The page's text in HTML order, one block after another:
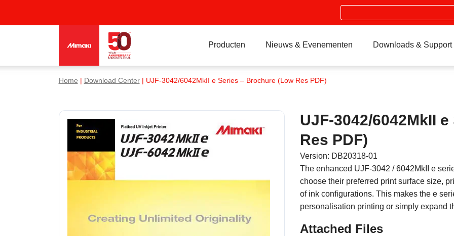
Search
Producten Nieuws & Evenementen Downloads & Support
Home Download Center| UJF-3042/6042MkII e Series – Brochure (Low Res PDF)
UJF-3042/6042MkII
Res PDF)
Version: DB20318-01
The enhanced UJF-3042 / 6042MkII e
choose their preferred print surface size,
of ink configurations. This makes the e
personalisation printing or simply expand
Attached Files